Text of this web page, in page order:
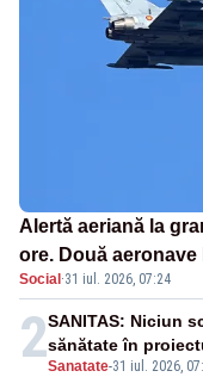
Alertă aeriană la
ore. Două
ridicate de la sol
Social ·31 iul. 2026, 07:24
2Sanatate-31 iul. 2026,
SANITAS: Niciun
sănătate în